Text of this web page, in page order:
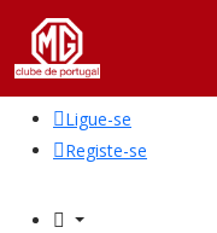
QUEM
SOMOS
Ligue-se
Registe-se